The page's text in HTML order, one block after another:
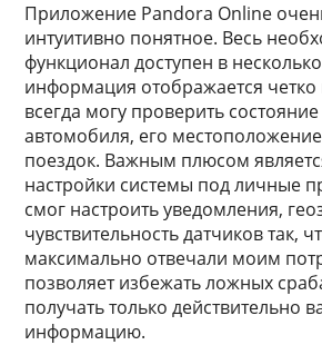
Приложение Pandora Online
интуитивно понятное. Весь
функционал доступен в
информация отображается четко
всегда могу проверить
автомобиля, его
поездок. Важным плюсом
настройки системы под личные
смог настроить уведомления,
чувствительность датчиков так,
максимально отвечали моим
позволяет избежать ложных
получать только действительно
информацию.